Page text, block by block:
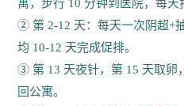
寓，步行 10 分钟到医院，每天
② 第 2-12 天：每天一次阴超+
均 10-12 天完成促排。
③ 第 13 天夜针，第 15 天取卵
回公寓。